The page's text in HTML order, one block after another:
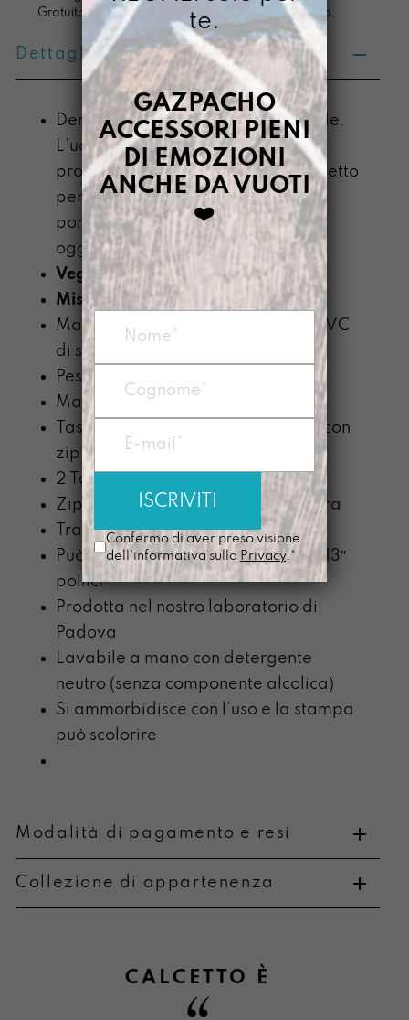
Gratuita per ordini di importo superiore ai 100 euro.
Dettagli prodotto
Dentro c’è tutto, ma fuori non si vede.
L’uovo è il mistero compatto, una
promessa arrotolata d’infinito. Perfetto
per piccoli umani e per chi tende a
portare con se più possibilità che
oggetti
Vegan
Misura: 30 x 23 x 12 cm
Materiale: telo impermeabile di PVC
di seconda scelta da 800g/mq
Peso: circa 450g
Manico
Tasca frontale e posteriore chiusa con
zip nera
2 Tasche laterali aperte
Zip nera montata in testa di chiusura
Tracolle nere regolabili alte 3cm
Può contenere un tablet o pc fino a 13″
pollici
Prodotta nel nostro laboratorio di
Padova
Lavabile a mano con detergente
neutro (senza componente alcolica)
Si ammorbidisce con l’uso e la stampa
può scolorire
Modalità di pagamento e resi
Collezione di appartenenza
CALCETTO È
te.
GAZPACHO
ACCESSORI PIENI
DI EMOZIONI
ANCHE DA VUOTI
❤️
Confermo di aver preso visione
dell'informativa sulla Privacy.*